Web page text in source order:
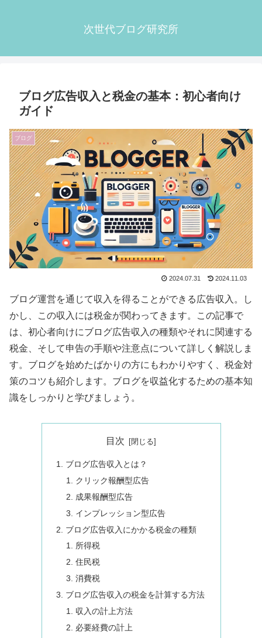
次世代ブログ研究所
ブログ広告収入と税金の基本：初心者向け
ガイド
ブログ
2024.07.31 2024.11.03
ブログ運営を通じて収入を得ることができる広告収入。し
かし、この収入には税金が関わってきます。この記事で
は、初心者向けにブログ広告収入の種類やそれに関連する
税金、そして申告の手順や注意点について詳しく解説しま
す。ブログを始めたばかりの方にもわかりやすく、税金対
策のコツも紹介します。ブログを収益化するための基本知
識をしっかりと学びましょう。
目次
ブログ広告収入とは？
クリック報酬型広告
成果報酬型広告
インプレッション型広告
ブログ広告収入にかかる税金の種類
所得税
住民税
消費税
ブログ広告収入の税金を計算する方法
収入の計上方法
必要経費の計上